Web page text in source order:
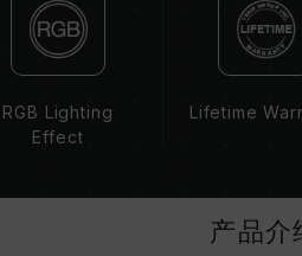
瑕疵。
XMP 2.0 需由使用者手动
法达到标示频率，最终运行
JEDEC 标准规范，可能影
请确认您的主板与处理器支
RGB Lighting
Effect
Lifetime
产品介